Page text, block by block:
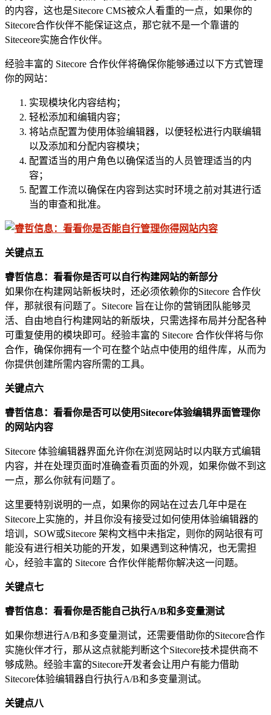
的内容，这也是Sitecore CMS被众人看重的一点，如果你的
Sitecore合作伙伴不能保证这点，那它就不是一个靠谱的
Siteceore实施合作伙伴。
经验丰富的 Sitecore 合作伙伴将确保你能够通过以下方式管理
你的网站：
实现模块化内容结构；
轻松添加和编辑内容；
将站点配置为使用体验编辑器，以便轻松进行内联编辑
以及添加和分配内容模块；
配置适当的用户角色以确保适当的人员管理适当的内
容；
配置工作流以确保在内容到达实时环境之前对其进行适
当的审查和批准。
关键点五
睿哲信息：看看你是否可以自行构建网站的新部分
如果你在构建网站新板块时，还必须依赖你的Sitecore 合作伙
伴，那就很有问题了。Sitecore 旨在让你的营销团队能够灵
活、自由地自行构建网站的新版块，只需选择布局并分配各种
可重复使用的模块即可。经验丰富的 Sitecore 合作伙伴将与你
合作，确保你拥有一个可在整个站点中使用的组件库，从而为
你提供创建所需内容所需的工具。
关键点六
睿哲信息：看看你是否可以使用Sitecore体验编辑界面管理你
的网站内容
Sitecore 体验编辑器界面允许你在浏览网站时以内联方式编辑
内容，并在处理页面时准确查看页面的外观，如果你做不到这
一点，那么你就有问题了。
这里要特别说明的一点，如果你的网站在过去几年中是在
Sitecore上实施的，并且你没有接受过如何使用体验编辑器的
培训，SOW或Sitecore 架构文档中未指定，则你的网站很有可
能没有进行相关功能的开发，如果遇到这种情况，也无需担
心，经验丰富的 Sitecore 合作伙伴能帮你解决这一问题。
关键点七
睿哲信息：看看你是否能自己执行A/B和多变量测试
如果你想进行A/B和多变量测试，还需要借助你的Sitecore合作
实施伙伴才行，那从这点就能判断这个Sitecore技术提供商不
够成熟。经验丰富的Sitecore开发者会让用户有能力借助
Sitecore体验编辑器自行执行A/B和多变量测试。
关键点八